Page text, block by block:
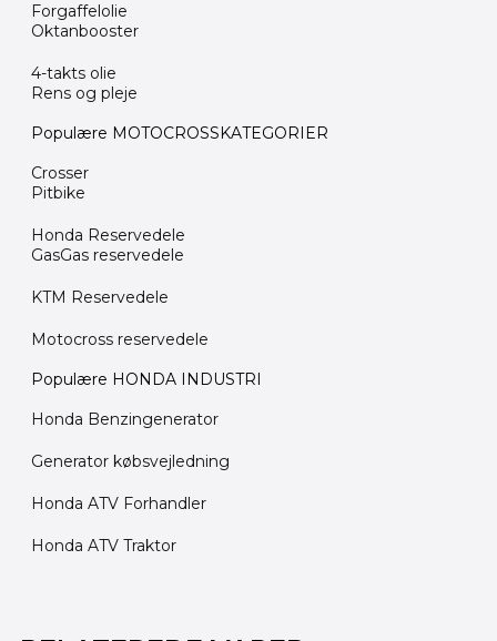
Forgaffelolie
Oktanbooster
4-takts olie
Rens og pleje
Populære MOTOCROSSKATEGORIER
Crosser
Pitbike
Honda Reservedele
GasGas reservedele
KTM Reservedele
Motocross reservedele
Populære HONDA INDUSTRI
Honda Benzingenerator
Generator købsvejledning
Honda ATV Forhandler
Honda ATV Traktor